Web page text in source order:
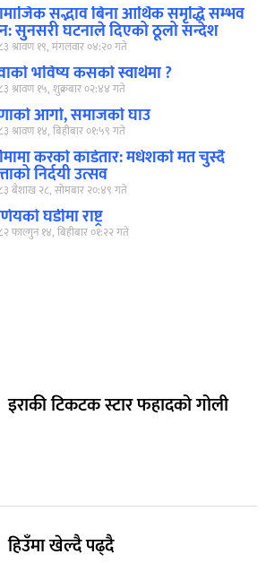
सद्भाव बिना आर्थिक समृद्धि सम्भव
सुनसरी घटनाले दिएको ठूलो सन्देश
श्रावण १९, मंगलवार ०४:२० गते
भविष्य कसको स्वार्थमा ?
श्रावण १५, शुक्रबार ०२:४४ गते
आगो, समाजको घाउ
श्रावण १४, बिहीबार ०१:५९ गते
करको काँडेतार: मधेशको मत चुस्दै
निर्दयी उत्सव
बैशाख २८, सोमबार २०:४९ गते
घडीमा राष्ट्र
फाल्गुन १४, बिहीबार ०१:२२ गते
इराकी टिकटक स्टार फहादको गोली
हिउँमा खेल्दै पढ्दै